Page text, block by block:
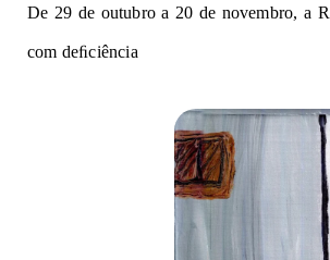
De 29 de outubro a 20 de novembro, a
com deﬁciência